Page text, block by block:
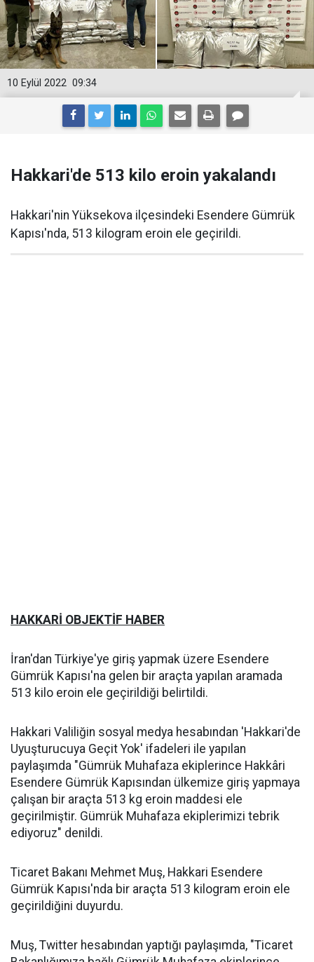
09:34
10 Eylül 2022
Hakkari'de 513 kilo eroin yakalandı
Hakkari'nin Yüksekova ilçesindeki Esendere Gümrük
Kapısı'nda, 513 kilogram eroin ele geçirildi.
HAKKARİ OBJEKTİF HABER
İran'dan Türkiye'ye giriş yapmak üzere Esendere
Gümrük Kapısı'na gelen bir araçta yapılan aramada
513 kilo eroin ele geçirildiği belirtildi.
Hakkari Valiliğin sosyal medya hesabından 'Hakkari'de
Uyuşturucuya Geçit Yok' ifadeleri ile yapılan
paylaşımda "Gümrük Muhafaza ekiplerince Hakkâri
Esendere Gümrük Kapısından ülkemize giriş yapmaya
çalışan bir araçta 513 kg eroin maddesi ele
geçirilmiştir. Gümrük Muhafaza ekiplerimizi tebrik
ediyoruz" denildi.
Ticaret Bakanı Mehmet Muş, Hakkari Esendere
Gümrük Kapısı'nda bir araçta 513 kilogram eroin ele
geçirildiğini duyurdu.
Muş, Twitter hesabından yaptığı paylaşımda, "Ticaret